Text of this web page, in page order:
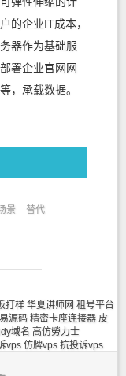
的企业IT成本，
器作为基础服
署企业官网网
，承载数据。
景 替代
打样 华夏讲师网 租号平台
源码 精密卡座连接器 皮
域名 高仿勞力士
vps 仿牌vps 抗投诉vps